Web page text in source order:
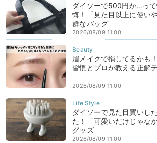
ダイソーで500円か…っ
悔！「見た目以上に使い
群なバッグ
2026/08/09 11:00
眉メイクで損してるかも
習慣とプロが教える正解
2026/08/09 11:00
ダイソーで見た目買いし
た！「可愛いだけじゃな
グッズ
2026/08/09 11:00